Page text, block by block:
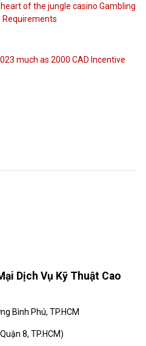
of the jungle casino Gambling
much as 2000 CAD Incentive
Dịch Vụ Kỹ Thuật Cao
Bình Phú, TP.HCM
8, TP.HCM)